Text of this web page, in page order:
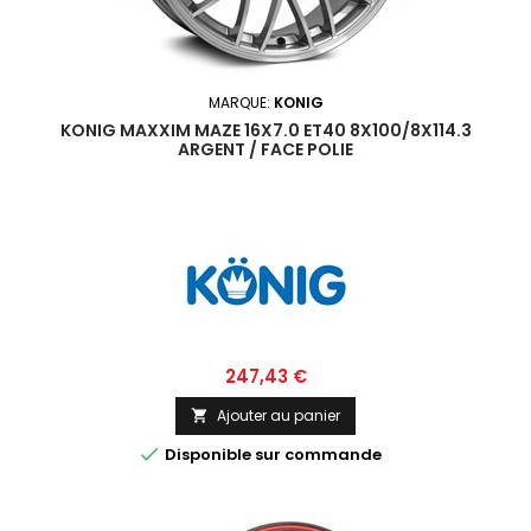
MARQUE: KONIG
KONIG MAXXIM MAZE 16X7.0 ET40 8X100/8X114.3
ARGENT / FACE POLIE
Prix
247,43 €
 Ajouter au panier
 Disponible sur commande